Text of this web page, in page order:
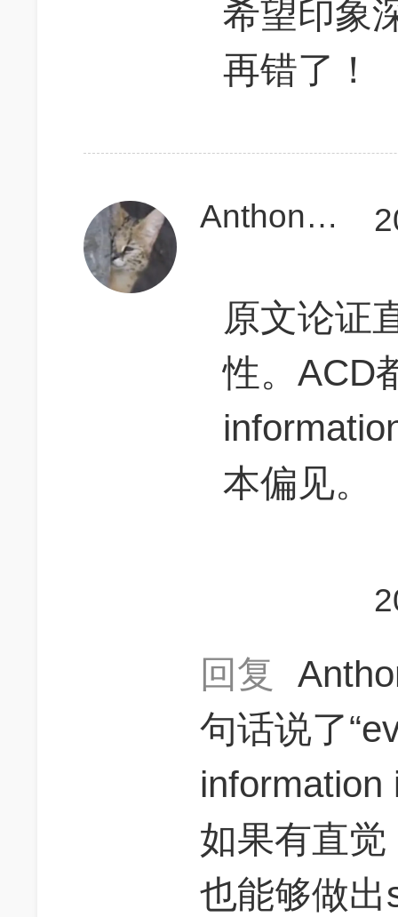
希望印象
再错了！
Anthony888
原文论证
性。ACD
本偏见。
回复
句话说了
information
如果有直
也能够做出